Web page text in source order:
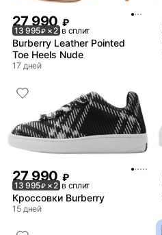
27 990 ₽
13 995₽ × 2 в сплит
Burberry Leather Pointed
Toe Heels Nude
17 дней
27 990 ₽
13 995₽ × 2 в сплит
Кроссовки Burberry
15 дней